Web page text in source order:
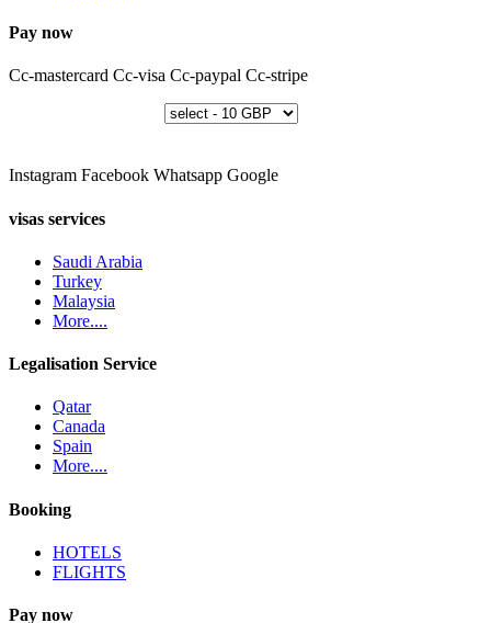
Pay now
Cc-mastercard Cc-visa Cc-paypal Cc-stripe
Instagram Facebook Whatsapp Google
visas services
Saudi Arabia
Turkey
Malaysia
More....
Legalisation Service
Qatar
Canada
Spain
More....
Booking
HOTELS
FLIGHTS
Pay now